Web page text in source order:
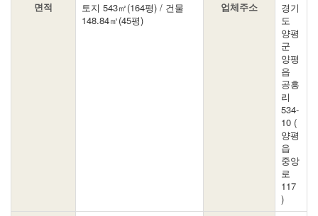
면적
토지 543㎡(164평) / 건물
148.84㎡(45평)
업체주소
경기
도
양평
군
양평
읍
공흥
리
534-
10 (
양평
읍
중앙
로
117
)